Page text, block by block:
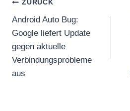
Beitragsnavigation
ZURÜCK
Android Auto Bug:
Google liefert Update
gegen aktuelle
Verbindungsprobleme
aus